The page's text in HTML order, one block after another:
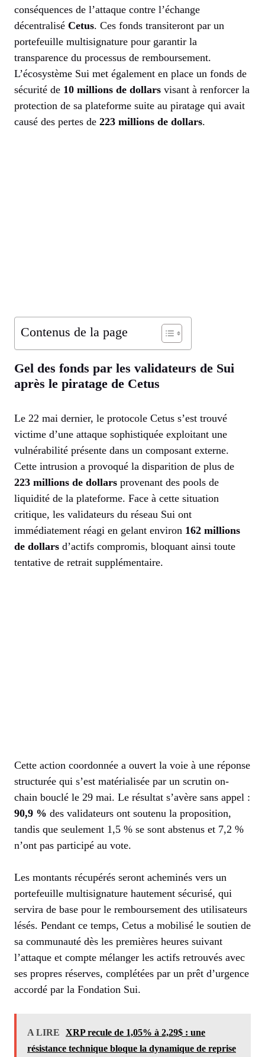
conséquences de l’attaque contre l’échange
décentralisé Cetus. Ces fonds transiteront par un
portefeuille multisignature pour garantir la
transparence du processus de remboursement.
L’écosystème Sui met également en place un fonds de
sécurité de 10 millions de dollars visant à renforcer la
protection de sa plateforme suite au piratage qui avait
causé des pertes de 223 millions de dollars.
Contenus de la page
Gel des fonds par les validateurs de Sui
après le piratage de Cetus
Le 22 mai dernier, le protocole Cetus s’est trouvé
victime d’une attaque sophistiquée exploitant une
vulnérabilité présente dans un composant externe.
Cette intrusion a provoqué la disparition de plus de
223 millions de dollars provenant des pools de
liquidité de la plateforme. Face à cette situation
critique, les validateurs du réseau Sui ont
immédiatement réagi en gelant environ 162 millions
de dollars d’actifs compromis, bloquant ainsi toute
tentative de retrait supplémentaire.
Cette action coordonnée a ouvert la voie à une réponse
structurée qui s’est matérialisée par un scrutin on-
chain bouclé le 29 mai. Le résultat s’avère sans appel :
90,9 % des validateurs ont soutenu la proposition,
tandis que seulement 1,5 % se sont abstenus et 7,2 %
n’ont pas participé au vote.
Les montants récupérés seront acheminés vers un
portefeuille multisignature hautement sécurisé, qui
servira de base pour le remboursement des utilisateurs
lésés. Pendant ce temps, Cetus a mobilisé le soutien de
sa communauté dès les premières heures suivant
l’attaque et compte mélanger les actifs retrouvés avec
ses propres réserves, complétées par un prêt d’urgence
accordé par la Fondation Sui.
A LIRE
XRP recule de 1,05% à 2,29$ : une
résistance technique bloque la dynamique de reprise